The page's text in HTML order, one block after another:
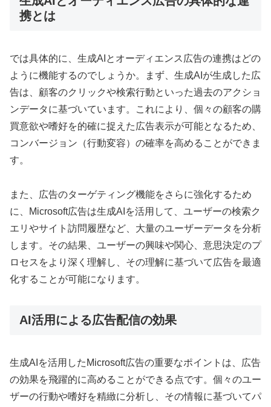
携とは
では具体的に、生成AIとオーディエンス広告の連携はどの
ように機能するのでしょうか。まず、生成AIが生成した広
告は、顧客のクリックや検索行動といった過去のアクショ
ンデータに基づいています。これにより、個々の顧客の購
買意欲や嗜好を的確に捉えた広告表示が可能となるため、
コンバージョン（行動変容）の確率を高めることができま
す。
また、広告のターゲティング機能をさらに強化するため
に、Microsoft広告は生成AIを活用して、ユーザーの検索ク
エリやサイト訪問履歴など、大量のユーザーデータを分析
します。その結果、ユーザーの興味や関心、意思決定のプ
ロセスをより深く理解し、その理解に基づいて広告を最適
化することが可能になります。
AI活用による広告配信の効果
生成AIを活用したMicrosoft広告の重要なポイントは、広告
の効果を飛躍的に高めることができる点です。個々のユー
ザーの行動や嗜好を精緻に分析し、その情報に基づいてパ